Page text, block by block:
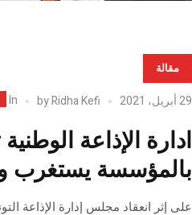
مقالة
29 أبريل، 2021 byRidha Kefi
In
ادارة الإذاعة
بالمؤسسة يستغرب